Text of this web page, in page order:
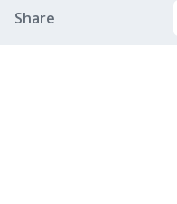
Share